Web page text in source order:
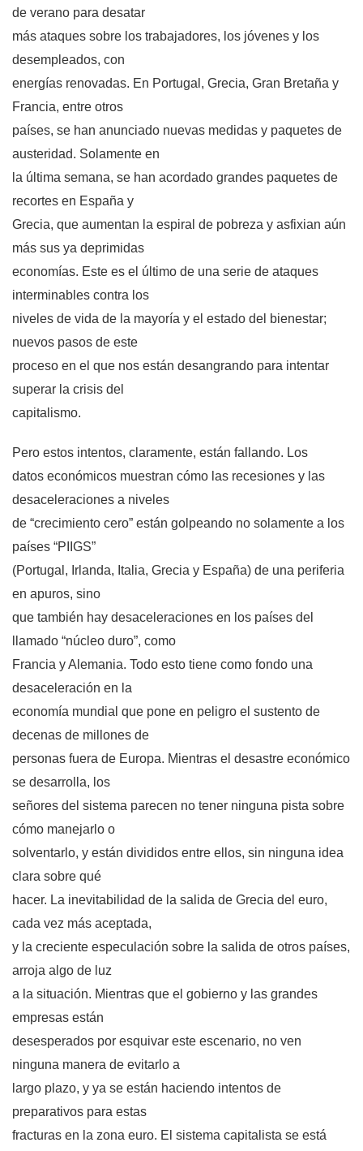
de verano para desatar
más ataques sobre los trabajadores, los jóvenes y los
desempleados, con
energías renovadas. En Portugal, Grecia, Gran Bretaña y
Francia, entre otros
países, se han anunciado nuevas medidas y paquetes de
austeridad. Solamente en
la última semana, se han acordado grandes paquetes de
recortes en España y
Grecia, que aumentan la espiral de pobreza y asfixian aún
más sus ya deprimidas
economías. Este es el último de una serie de ataques
interminables contra los
niveles de vida de la mayoría y el estado del bienestar;
nuevos pasos de este
proceso en el que nos están desangrando para intentar
superar la crisis del
capitalismo.
Pero estos intentos, claramente, están fallando. Los
datos económicos muestran cómo las recesiones y las
desaceleraciones a niveles
de “crecimiento cero” están golpeando no solamente a los
países “PIIGS”
(Portugal, Irlanda, Italia, Grecia y España) de una periferia
en apuros, sino
que también hay desaceleraciones en los países del
llamado “núcleo duro”, como
Francia y Alemania. Todo esto tiene como fondo una
desaceleración en la
economía mundial que pone en peligro el sustento de
decenas de millones de
personas fuera de Europa. Mientras el desastre económico
se desarrolla, los
señores del sistema parecen no tener ninguna pista sobre
cómo manejarlo o
solventarlo, y están divididos entre ellos, sin ninguna idea
clara sobre qué
hacer. La inevitabilidad de la salida de Grecia del euro,
cada vez más aceptada,
y la creciente especulación sobre la salida de otros países,
arroja algo de luz
a la situación. Mientras que el gobierno y las grandes
empresas están
desesperados por esquivar este escenario, no ven
ninguna manera de evitarlo a
largo plazo, y ya se están haciendo intentos de
preparativos para estas
fracturas en la zona euro. El sistema capitalista se está